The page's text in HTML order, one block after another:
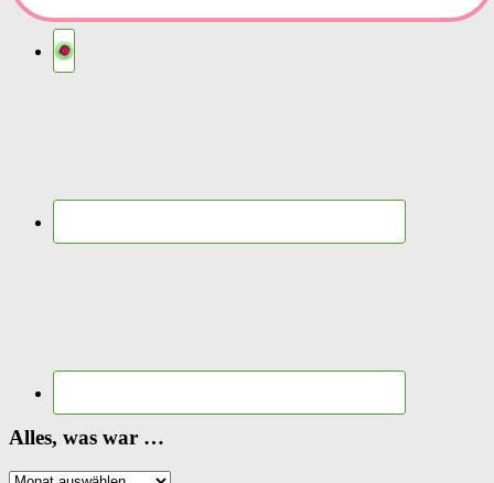
Alles, was war …
Alles,